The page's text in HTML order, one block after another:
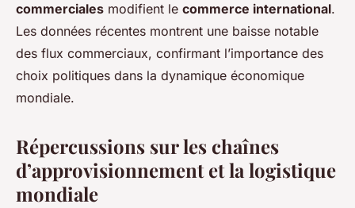
commerciales modifient le commerce international.
Les données récentes montrent une baisse notable
des flux commerciaux, confirmant l’importance des
choix politiques dans la dynamique économique
mondiale.
Répercussions sur les chaînes
d’approvisionnement et la logistique
mondiale